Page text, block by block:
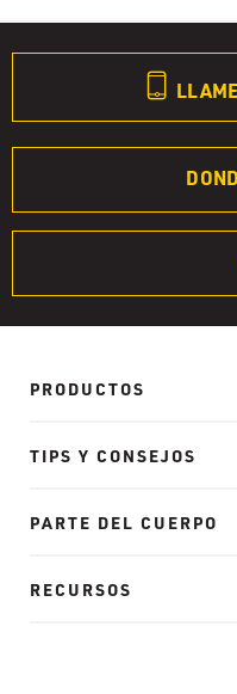
PRODUCTOS
TIPS Y CONSEJOS
PARTE DEL CUERPO
RECURSOS